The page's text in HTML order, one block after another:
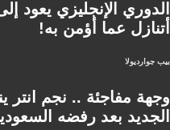
الدوري الإنجليزي يعود
أتنازل عما أؤمن به!
بيب جوارديولا
وجهة مفاجئة .. نجم انتر
الجديد بعد رفضه